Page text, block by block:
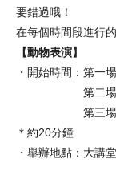
要錯過哦！
在每個時間段進行
【動物表演】
・開始時間：第一
第二場:
第三場:
＊約20分鐘
・舉辦地點：大講堂